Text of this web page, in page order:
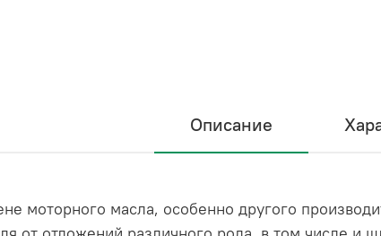
Описание
моторного масла, особенно другого